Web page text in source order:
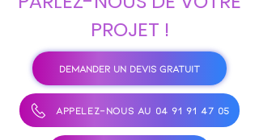
PROJET !
DEMANDER UN DEVIS GRATUIT
APPELEZ-NOUS AU 04 91 91 47 05